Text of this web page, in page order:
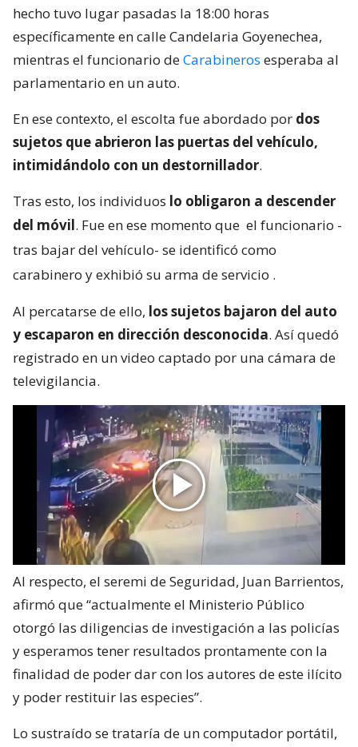
hecho tuvo lugar pasadas la 18:00 horas
específicamente en calle Candelaria Goyenechea,
mientras el funcionario deCarabineros esperaba al
parlamentario en un auto.
En ese contexto, el escolta fue abordado por dos
sujetos que abrieron las puertas del vehículo,
intimidándolo con un destornillador.
Tras esto, los individuos lo obligaron a descender
del móvil. Fue en ese momento que el funcionario -
tras bajar del vehículo- se identificó como
carabinero y exhibió su arma de servicio .
Al percatarse de ello, los sujetos bajaron del auto
y escaparon en dirección desconocida. Así quedó
registrado en un video captado por una cámara de
televigilancia.
Al respecto, el seremi de Seguridad, Juan Barrientos,
afirmó que “actualmente el Ministerio Público
otorgó las diligencias de investigación a las policías
y esperamos tener resultados prontamente con la
finalidad de poder dar con los autores de este ilícito
y poder restituir las especies”.
Lo sustraído se trataría de un computador portátil,